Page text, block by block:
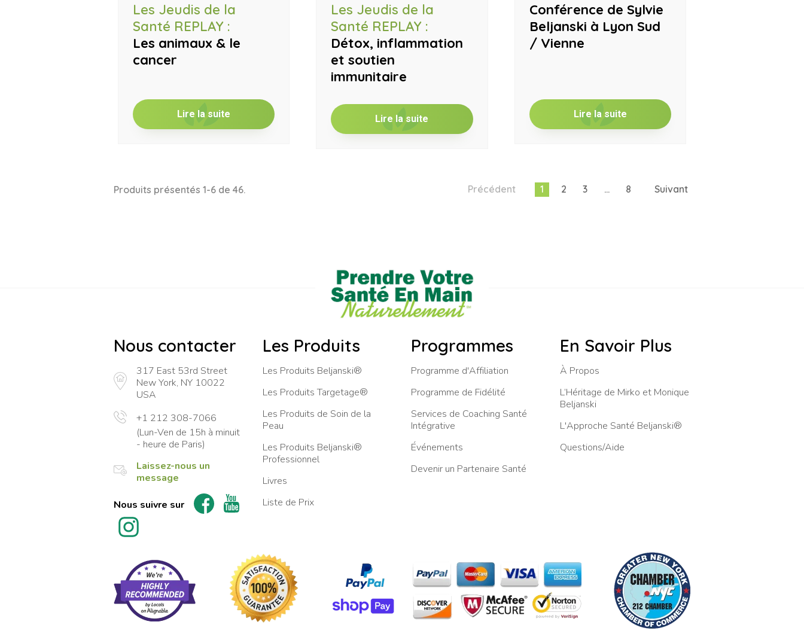
Les Jeudis de la
Santé REPLAY :
Les animaux & le
cancer
Lire la suite
Les Jeudis de la
Santé REPLAY :
Détox, inflammation
et soutien
immunitaire
Lire la suite
Conférence de Sylvie
Beljanski à Lyon Sud
/ Vienne
Lire la suite
Produits présentés 1-6 de 46. Précédent 1 2 3 … 8 Suivant
Nous contacter
317 East 53rd Street
New York, NY 10022
USA
+1 212 308-7066
(Lun-Ven de 15h à minuit
- heure de Paris)
Laissez-nous un
message
Nous suivre sur
Les Produits
Les Produits Beljanski®
Les Produits Targetage®
Les Produits de Soin de la
Peau
Les Produits Beljanski®
Professionnel
Livres
Liste de Prix
Programmes
Programme d'Affiliation
Programme de Fidélité
Services de Coaching Santé
Intégrative
Événements
Devenir un Partenaire Santé
En Savoir Plus
À Propos
L’Héritage de Mirko et Monique
Beljanski
L'Approche Santé Beljanski®
Questions/Aide